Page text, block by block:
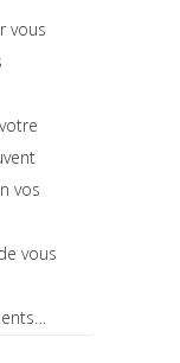
vous
vos
vous